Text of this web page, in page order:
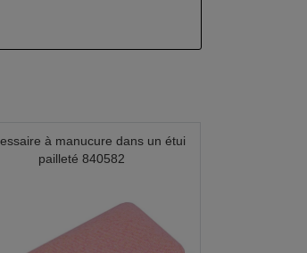
à manucure dans un étui
pailleté 840582